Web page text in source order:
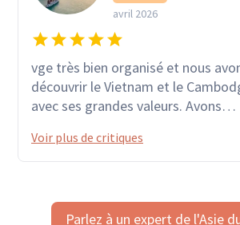
avril 2026
vge très bien organisé et nous
découvrir le Vietnam et le
avec ses grandes valeurs. Avons
avec des moyens de locomotion
train, moto, vélo, barque... sans
merci à nos guides VAN & SAMDY
leur professionnalisme. Christiane
Voir plus de critiques
Parlez à un expert de l'Asie